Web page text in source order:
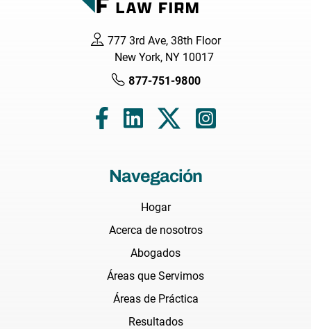
777 3rd Ave, 38th Floor
New York, NY 10017
877-751-9800
Navegación
Hogar
Acerca de nosotros
Abogados
Áreas que Servimos
Áreas de Práctica
Resultados